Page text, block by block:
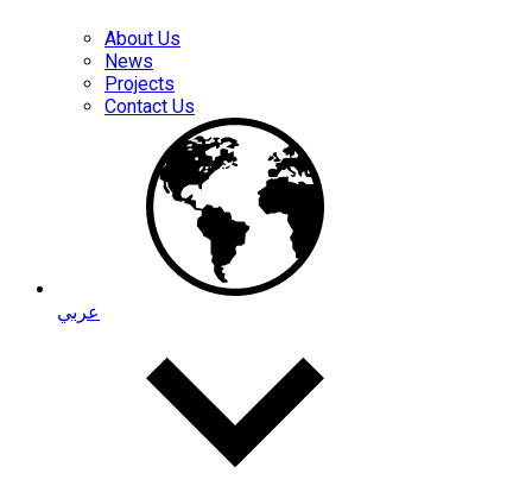
About Us
News
Projects
Contact Us
عربي